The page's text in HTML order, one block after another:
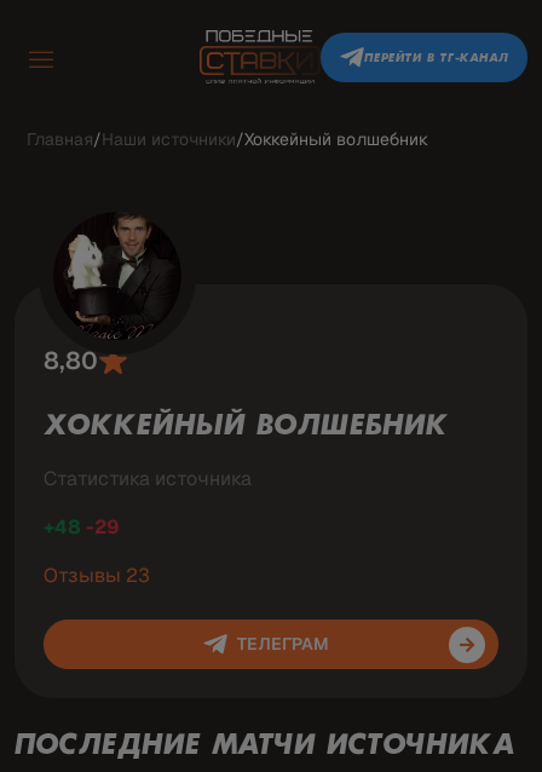
ПЕРЕЙТИ В ТГ-КАНАЛ
Главная/Наши источники/Хоккейный волшебник
8,80
ХОККЕЙНЫЙ ВОЛШЕБНИК
Статистика источника
+48 -29
Отзывы 23
ТЕЛЕГРАМ
ПОСЛЕДНИЕ МАТЧИ ИСТОЧНИКА